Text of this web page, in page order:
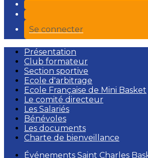
Se connecter
Présentation
Club formateur
Section sportive
Ecole d'arbitrage
Ecole Française de Mini Basket
Le comité directeur
Les Salariés
Bénévoles
Les documents
Charte de bienveillance
Événements Saint Charles